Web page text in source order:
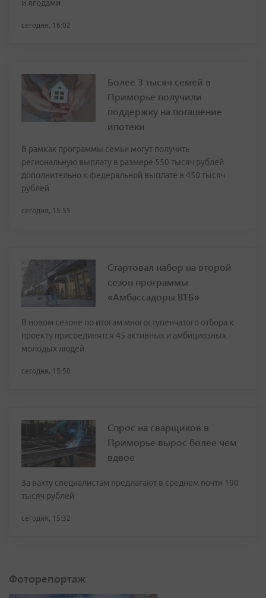
и ягодами
сегодня, 16:02
Более 3 тысяч семей в
Приморье получили
поддержку на погашение
ипотеки
В рамках программы семьи могут получить
региональную выплату в размере 550 тысяч рублей
дополнительно к федеральной выплате в 450 тысяч
рублей
сегодня, 15:55
Стартовал набор на второй
сезон программы
«Амбассадоры ВТБ»
В новом сезоне по итогам многоступенчатого отбора к
проекту присоединятся 45 активных и амбициозных
молодых людей
сегодня, 15:50
Спрос на сварщиков в
Приморье вырос более чем
вдвое
За вахту специалистам предлагают в среднем почти 190
тысяч рублей
сегодня, 15:32
Фоторепортаж